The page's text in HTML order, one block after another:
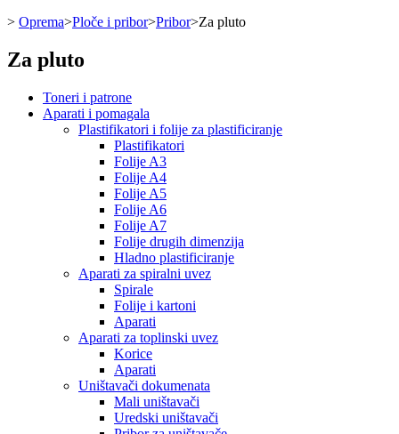
> Oprema>Ploče i pribor>Pribor>Za pluto
Za pluto
Toneri i patrone
Aparati i pomagala
Plastifikatori i folije za plastificiranje
Plastifikatori
Folije A3
Folije A4
Folije A5
Folije A6
Folije A7
Folije drugih dimenzija
Hladno plastificiranje
Aparati za spiralni uvez
Spirale
Folije i kartoni
Aparati
Aparati za toplinski uvez
Korice
Aparati
Uništavači dokumenata
Mali uništavači
Uredski uništavači